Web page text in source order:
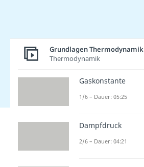
Grundlagen Thermodynamik
Thermodynamik
Gaskonstante
1/6 – Dauer: 05:25
Dampfdruck
2/6 – Dauer: 04:21